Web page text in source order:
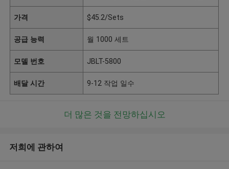
가격 $45.2/Sets
공급 능력 월 1000 세트
모델 번호 JBLT-5800
배달 시간 9-12 작업 일수
더 많은 것을 전망하십시오
저희에 관하여